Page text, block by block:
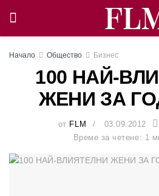
Начало Общество Бизнес
100 НАЙ-
ЖЕНИ ЗА
от FLM 03.09.2012
Време за четене: 1